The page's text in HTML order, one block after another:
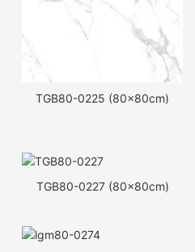
TGB80-0225 (80x80cm)
TGB80-0227 (80x80cm)